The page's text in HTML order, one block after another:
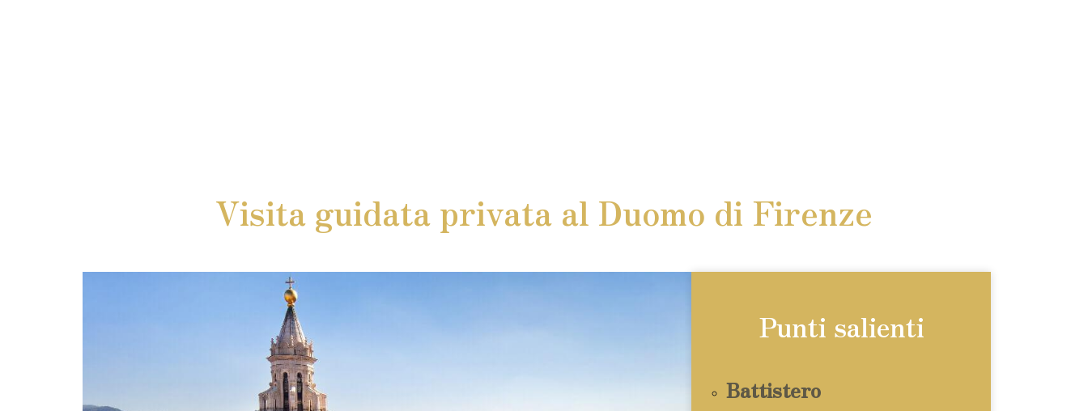
Visita guidata privata al Duomo di Firenze
Punti salienti
Battistero